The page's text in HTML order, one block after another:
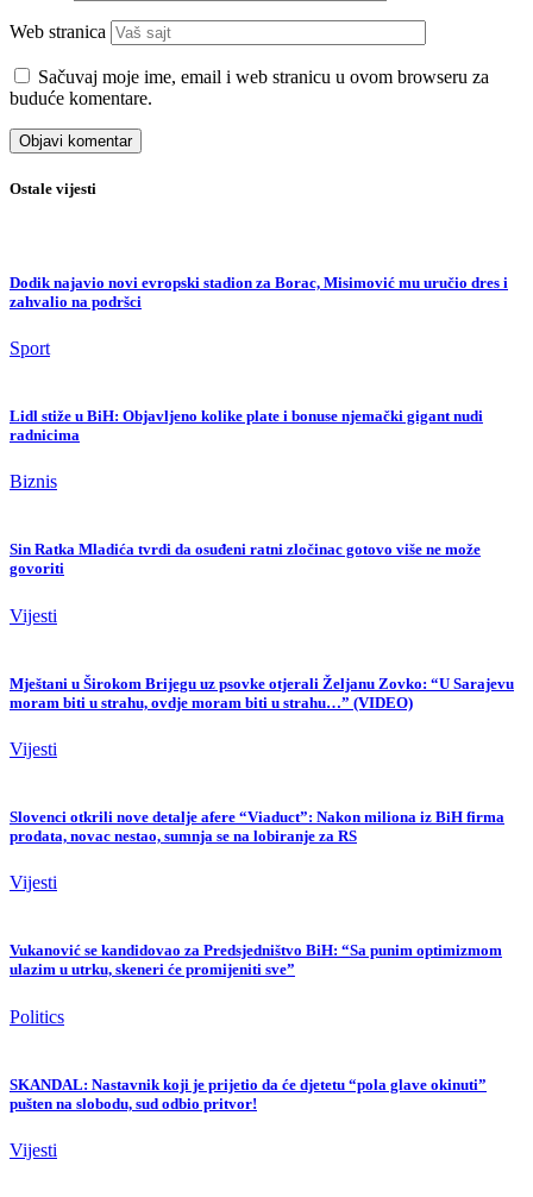
Web stranica
Sačuvaj moje ime, email i web stranicu u ovom browseru za
buduće komentare.
Ostale vijesti
Dodik najavio novi evropski stadion za Borac, Misimović mu uručio dres i
zahvalio na podršci
Sport
Lidl stiže u BiH: Objavljeno kolike plate i bonuse njemački gigant nudi
radnicima
Biznis
Sin Ratka Mladića tvrdi da osuđeni ratni zločinac gotovo više ne može
govoriti
Vijesti
Mještani u Širokom Brijegu uz psovke otjerali Željanu Zovko: “U Sarajevu
moram biti u strahu, ovdje moram biti u strahu…” (VIDEO)
Vijesti
Slovenci otkrili nove detalje afere “Viaduct”: Nakon miliona iz BiH firma
prodata, novac nestao, sumnja se na lobiranje za RS
Vijesti
Vukanović se kandidovao za Predsjedništvo BiH: “Sa punim optimizmom
ulazim u utrku, skeneri će promijeniti sve”
Politics
SKANDAL: Nastavnik koji je prijetio da će djetetu “pola glave okinuti”
pušten na slobodu, sud odbio pritvor!
Vijesti